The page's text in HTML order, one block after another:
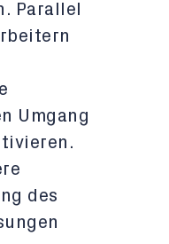
Parallel
Umgang
des